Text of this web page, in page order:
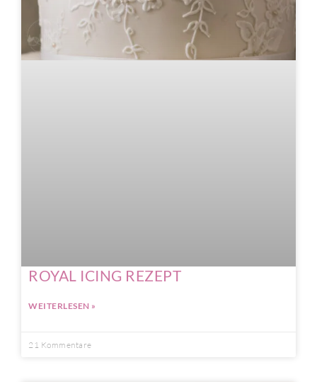
ROYAL ICING REZEPT
WEITERLESEN »
21 Kommentare